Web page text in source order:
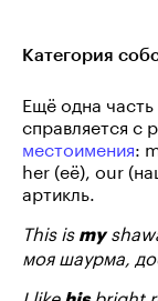
Категория
Ещё одна
справляется с
местоимения:
her (её), our
артикль.
This is my
моя шаурма,